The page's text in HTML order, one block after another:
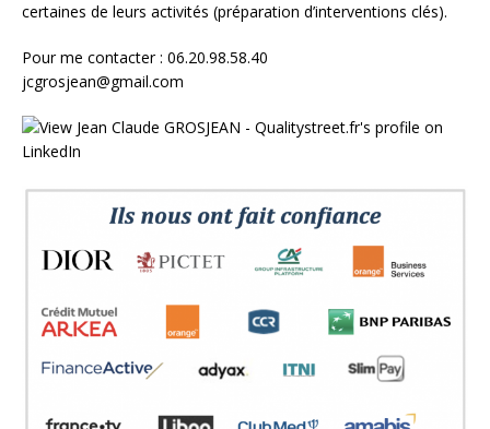
certaines de leurs activités (préparation d’interventions clés).
Pour me contacter : 06.20.98.58.40
jcgrosjean@gmail.com